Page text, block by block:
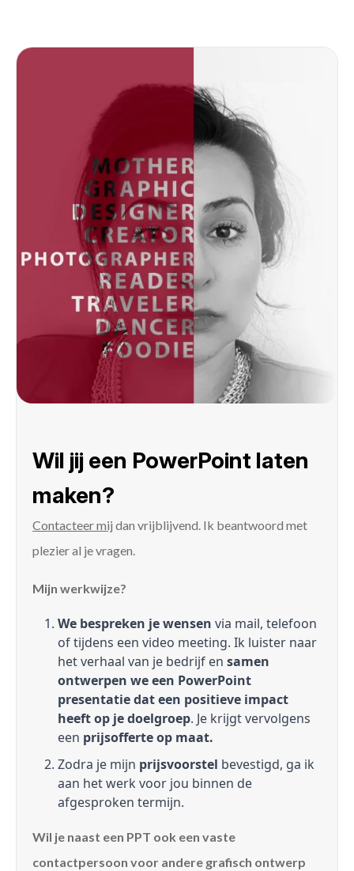
Wil jij een PowerPoint laten
maken?
Contacteer mij dan vrijblijvend. Ik beantwoord met
plezier al je vragen.
Mijn werkwijze?
We bespreken je wensen via mail, telefoon
of tijdens een video meeting. Ik luister naar
het verhaal van je bedrijf en samen
ontwerpen we een PowerPoint
presentatie dat een positieve impact
heeft op je doelgroep. Je krijgt vervolgens
een prijsofferte op maat.
Zodra je mijn prijsvoorstel bevestigd, ga ik
aan het werk voor jou binnen de
afgesproken termijn.
Wil je naast een PPT ook een vaste
contactpersoon voor andere grafisch ontwerp